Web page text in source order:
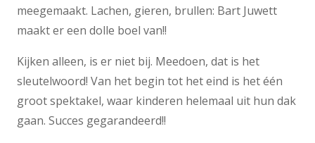
meegemaakt. Lachen, gieren, brullen: Bart Juwett
maakt er een dolle boel van!!
Kijken alleen, is er niet bij. Meedoen, dat is het
sleutelwoord! Van het begin tot het eind is het één
groot spektakel, waar kinderen helemaal uit hun dak
gaan. Succes gegarandeerd!!